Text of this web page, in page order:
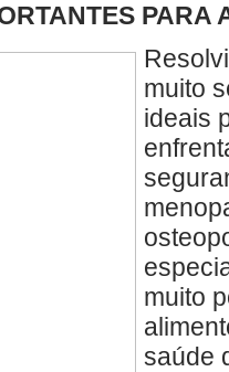
PARA
muito
ideais
muito
saúde